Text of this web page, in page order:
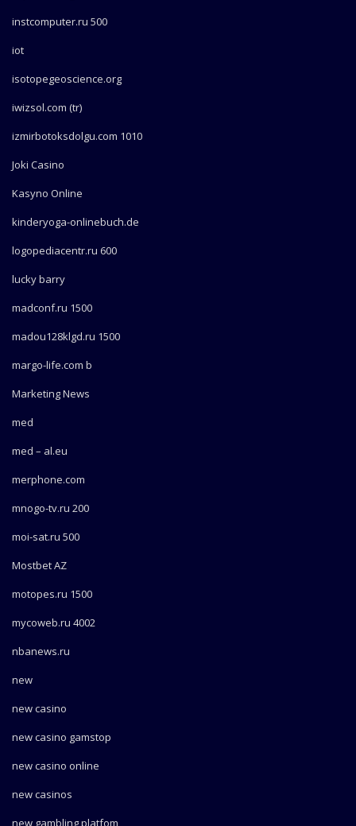
instcomputer.ru 500
iot
isotopegeoscience.org
iwizsol.com (tr)
izmirbotoksdolgu.com 1010
Joki Casino
Kasyno Online
kinderyoga-onlinebuch.de
logopediacentr.ru 600
lucky barry
madconf.ru 1500
madou128klgd.ru 1500
margo-life.com b
Marketing News
med
med – al.eu
merphone.com
mnogo-tv.ru 200
moi-sat.ru 500
Mostbet AZ
motopes.ru 1500
mycoweb.ru 4002
nbanews.ru
new
new casino
new casino gamstop
new casino online
new casinos